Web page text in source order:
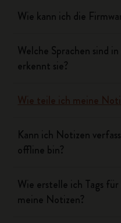
Wie kann ich die
Welche Sprachen sind
erkennt sie?
Wie teile ich meine
Kann ich Notizen
offline bin?
Wie erstelle ich Tags
meine Notizen?